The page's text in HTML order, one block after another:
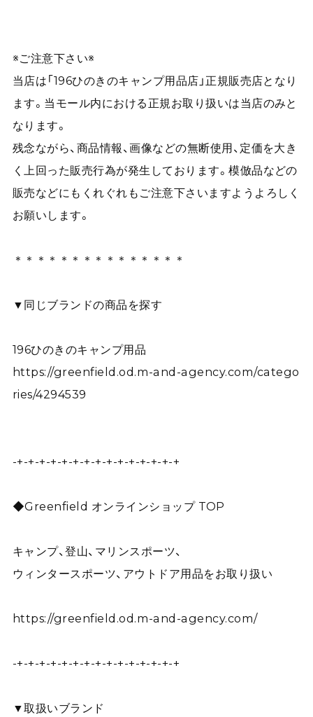
※ご注意下さい※
当店は「196ひのきのキャンプ用品店」正規販売店となり
ます。当モール内における正規お取り扱いは当店のみと
なります。
残念ながら、商品情報、画像などの無断使用、定価を大き
く上回った販売行為が発生しております。模倣品などの
販売などにもくれぐれもご注意下さいますようよろしく
お願いします。
＊＊＊＊＊＊＊＊＊＊＊＊＊＊＊
▼同じブランドの商品を探す
196ひのきのキャンプ用品
https://greenfield.od.m-and-agency.com/catego
ries/4294539
-+-+-+-+-+-+-+-+-+-+-+-+-+-+-+
◆Greenfield オンラインショップ TOP
キャンプ、登山、マリンスポーツ、
ウィンタースポーツ、アウトドア用品をお取り扱い
https://greenfield.od.m-and-agency.com/
-+-+-+-+-+-+-+-+-+-+-+-+-+-+-+
▼取扱いブランド